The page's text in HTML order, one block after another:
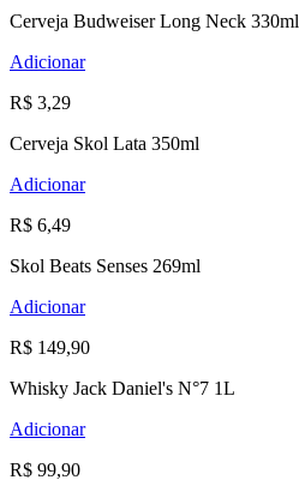
Cerveja Budweiser Long Neck 330ml
Adicionar
R$ 3,29
Cerveja Skol Lata 350ml
Adicionar
R$ 6,49
Skol Beats Senses 269ml
Adicionar
R$ 149,90
Whisky Jack Daniel's N°7 1L
Adicionar
R$ 99,90